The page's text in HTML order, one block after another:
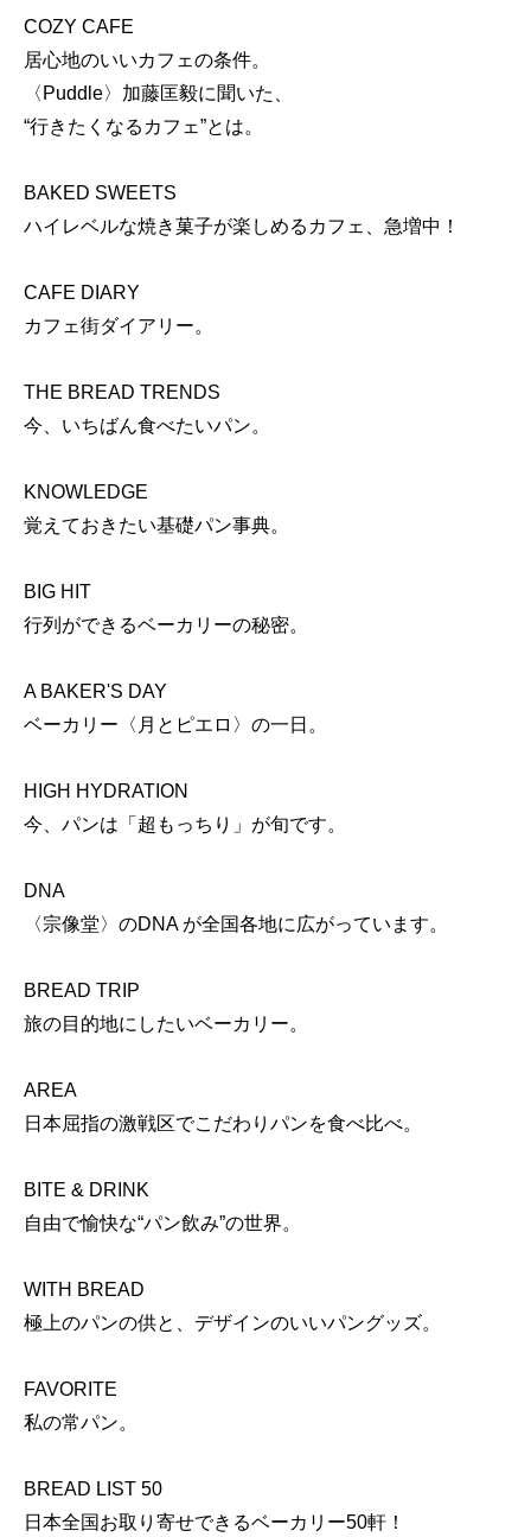
COZY CAFE
居心地のいいカフェの条件。
〈Puddle〉加藤匡毅に聞いた、
“行きたくなるカフェ”とは。
BAKED SWEETS
ハイレベルな焼き菓子が楽しめるカフェ、急増中！
CAFE DIARY
カフェ街ダイアリー。
THE BREAD TRENDS
今、いちばん食べたいパン。
KNOWLEDGE
覚えておきたい基礎パン事典。
BIG HIT
行列ができるベーカリーの秘密。
A BAKER'S DAY
ベーカリー〈月とピエロ〉の一日。
HIGH HYDRATION
今、パンは「超もっちり」が旬です。
DNA
〈宗像堂〉のDNA が全国各地に広がっています。
BREAD TRIP
旅の目的地にしたいベーカリー。
AREA
日本屈指の激戦区でこだわりパンを食べ比べ。
BITE & DRINK
自由で愉快な“パン飲み”の世界。
WITH BREAD
極上のパンの供と、デザインのいいパングッズ。
FAVORITE
私の常パン。
BREAD LIST 50
日本全国お取り寄せできるベーカリー50軒！